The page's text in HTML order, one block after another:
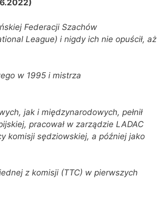
Federacji Szachów
League) i nigdy ich nie opuścił, aż
w 1995 i mistrza
jak i międzynarodowych, pełnił
pracował w zarządzie LADAC
komisji sędziowskiej, a później jako
z komisji (TTC) w pierwszych